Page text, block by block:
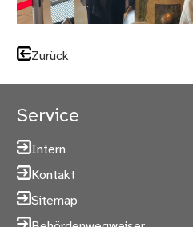
(Bild vergrößern)
Zurück
Service
Intern
Kontakt
Sitemap